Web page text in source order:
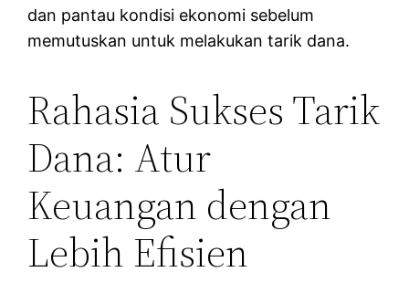
dan pantau kondisi ekonomi sebelum
memutuskan untuk melakukan tarik dana.
Rahasia Sukses Tarik
Dana: Atur
Keuangan dengan
Lebih Efisien